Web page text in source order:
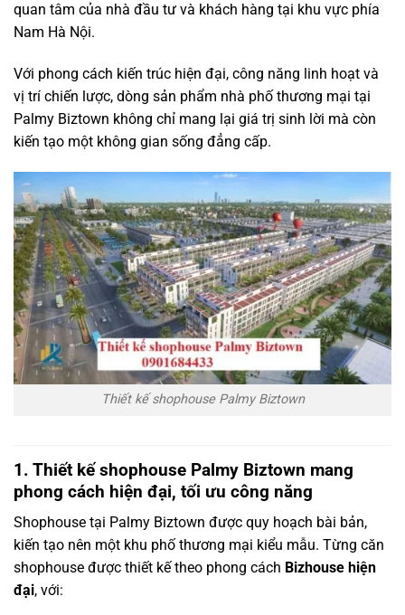
quan tâm của nhà đầu tư và khách hàng tại khu vực phía
Nam Hà Nội.
Với phong cách kiến trúc hiện đại, công năng linh hoạt và
vị trí chiến lược, dòng sản phẩm nhà phố thương mại tại
Palmy Biztown không chỉ mang lại giá trị sinh lời mà còn
kiến tạo một không gian sống đẳng cấp.
Thiết kế shophouse Palmy Biztown
1. Thiết kế shophouse Palmy Biztown mang
phong cách hiện đại, tối ưu công năng
Shophouse tại Palmy Biztown được quy hoạch bài bản,
kiến tạo nên một khu phố thương mại kiểu mẫu. Từng căn
shophouse được thiết kế theo phong cách Bizhouse hiện
đại, với: